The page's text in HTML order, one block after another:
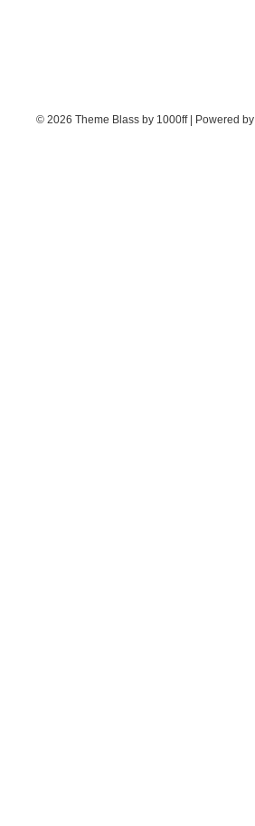
© 2026 Theme Blass by 1000ff | Powered by